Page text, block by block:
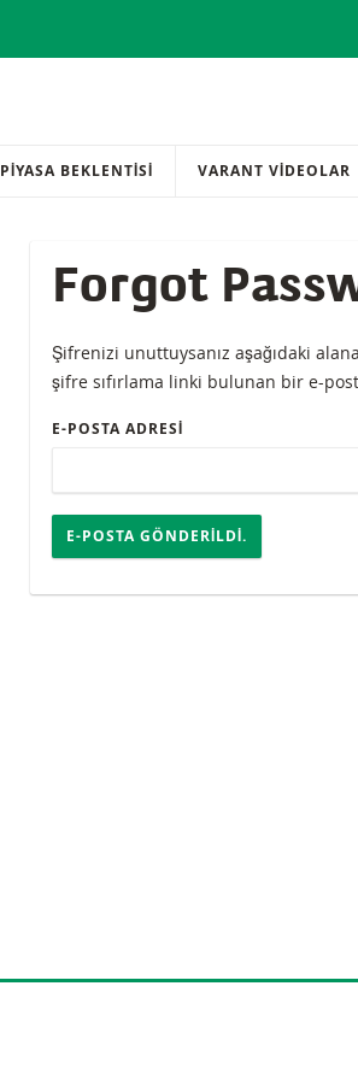
PIYASA BEKLENTISI VARANT VİDEOLAR
Forgot
Şifrenizi unuttuysanız aşağıdaki
şifre sıfırlama linki bulunan bir e-
E-POSTA ADRESI
E-POSTA GÖNDERILDI.